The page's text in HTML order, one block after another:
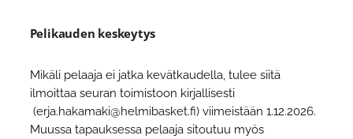
Pelikauden keskeytys
Mikäli pelaaja ei jatka kevätkaudella, tulee siitä
ilmoittaa seuran toimistoon kirjallisesti
(erja.hakamaki@helmibasket.fi) viimeistään 1.12.2026.
Muussa tapauksessa pelaaja sitoutuu myös